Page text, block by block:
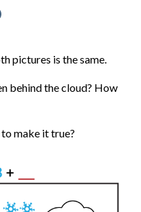
pictures is the same.
behind the cloud? How
make it true?